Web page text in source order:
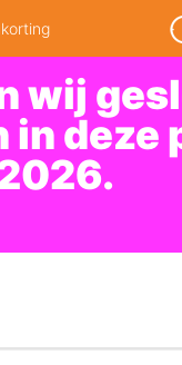
deze